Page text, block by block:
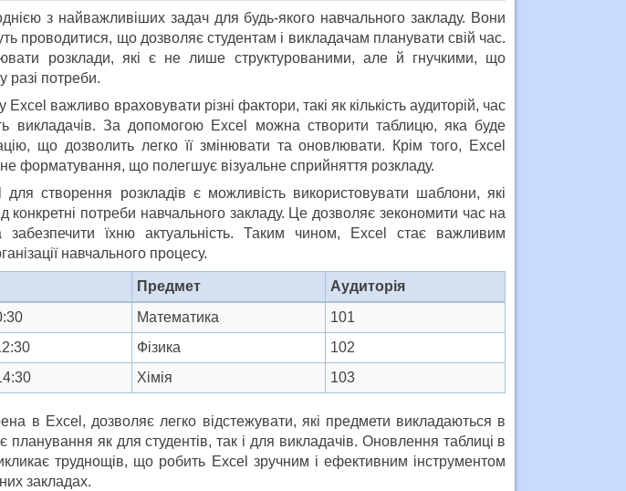
з найважливіших задач для будь-якого навчального закладу. Вони
проводитися, що дозволяє студентам і викладачам планувати свій час.
розклади, які є не лише структурованими, але й гнучкими, що
разі потреби.
Excel важливо враховувати різні фактори, такі як кількість аудиторій, час
викладачів. За допомогою Excel можна створити таблицю, яка буде
що дозволить легко її змінювати та оновлювати. Крім того, Excel
форматування, що полегшує візуальне сприйняття розкладу.
створення розкладів є можливість використовувати шаблони, які
конкретні потреби навчального закладу. Це дозволяє зекономити час на
забезпечити їхню актуальність. Таким чином, Excel стає важливим
навчального процесу.
Предмет
Аудиторія
Математика
101
Фізика
102
Хімія 103
в Excel, дозволяє легко відстежувати, які предмети викладаються в
планування як для студентів, так і для викладачів. Оновлення таблиці в
труднощів, що робить Excel зручним і ефективним інструментом
закладах.